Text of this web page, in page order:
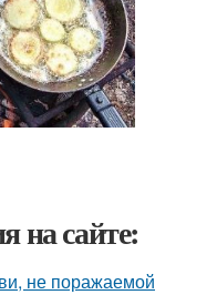
на сайте:
не поражаемой